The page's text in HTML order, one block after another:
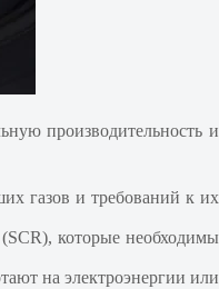
производительность и
газов и требований к их
которые необходимы
на электроэнергии или